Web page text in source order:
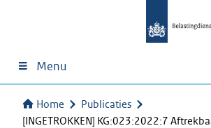
Menu
Home
Publicaties
[INGETROKKEN] KG:023:2022:7